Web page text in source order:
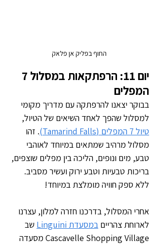
החוף בפליק אן פלאק
המפלים
בבוקר יצאנו להרפתקה עם מדריך מקומי
למסלול שהפך לאחד השיאים של הטיול,
טיול 7 המפלים (Tamarind Falls)
. זהו
מסלול מרהיב שמתאים במיוחד לאוהבי
טבע, מים ונופים, הליכה בין מפלים שוצפים,
בריכות טבעיות וטבע ירוק ועשיר מסביב.
ללא ספק חוויה מומלצת במיוחד!
אחרי המסלול, בדרכנו חזרה למלון, עצרנו
לארוחת צהריים במסעדת Linguini
שב
Cascavelle Shopping Village מסעדה